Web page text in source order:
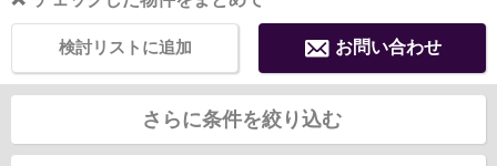
お問い合わせ
検討リストに追加
さらに条件を絞り込む